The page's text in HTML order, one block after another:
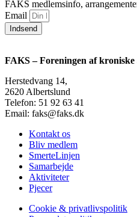
FAKS medlemsinfo,
Email
Indsend
FAKS – Foreningen af
Herstedvang 14,
2620 Albertslund
Telefon: 51 92 63 41
Email: faks@faks.dk
Kontakt os
Bliv medlem
SmerteLinjen
Samarbejde
Aktiviteter
Pjecer
Cookie & privatlivspolitik